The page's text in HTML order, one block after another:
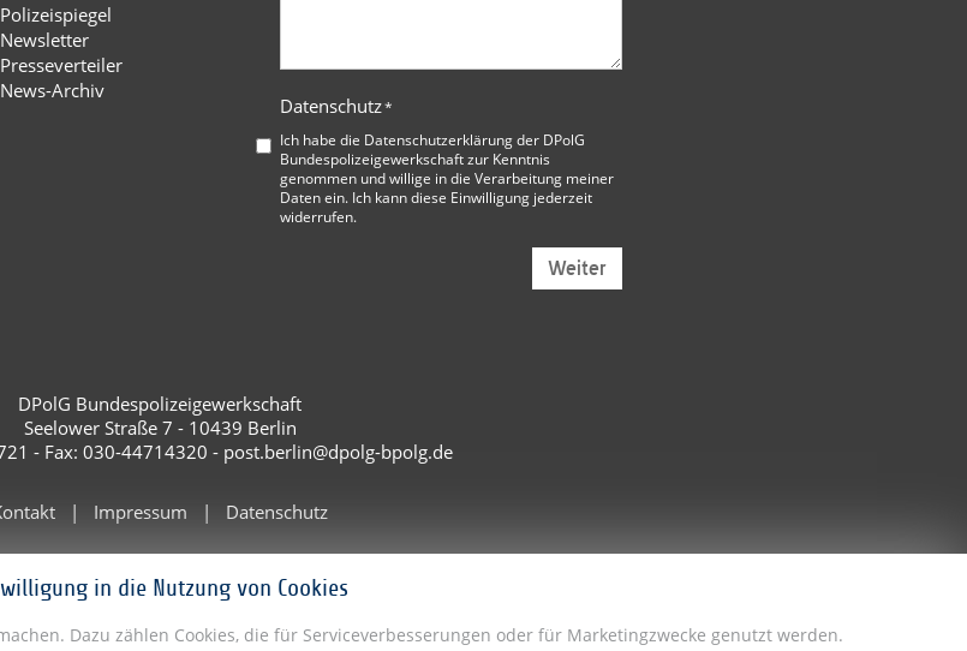
Polizeispiegel
Newsletter
Presseverteiler
News-Archiv
Datenschutz*
Ich habe die Datenschutzerklärung der DPolG
Bundespolizeigewerkschaftzur Kenntnis
genommen und willige in die Verarbeitung meiner
Daten ein. Ich kann diese Einwilligung jederzeit
widerrufen.
Weiter
DPolG Bundespolizeigewerkschaft
Seelower Straße 7 - 10439 Berlin
- Fax: 030-44714320 - post.berlin@dpolg-bpolg.de
Impressum Datenschutz
in die Nutzung von Cookies
Dazu zählen Cookies, die für Serviceverbesserungen oder für Marketingzwecke genutzt werden.